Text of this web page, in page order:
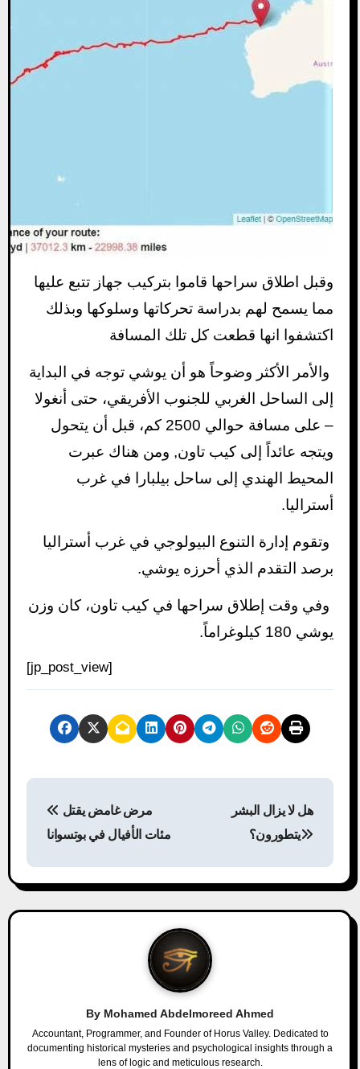
وقبل اطلاق سراحها قاموا بتركيب جهاز تتبع عليها
مما يسمح لهم بدراسة تحركاتها وسلوكها وبذلك
اكتشفوا انها قطعت كل تلك المسافة
والأمر الأكثر وضوحاً هو أن يوشي توجه في البداية
إلى الساحل الغربي للجنوب الأفريقي، حتى أنغولا
– على مسافة حوالي 2500 كم، قبل أن يتحول
ويتجه عائداً إلى كيب تاون, ومن هناك عبرت
المحيط الهندي إلى ساحل بيلبارا في غرب
أستراليا.
وتقوم إدارة التنوع البيولوجي في غرب أستراليا
برصد التقدم الذي أحرزه يوشي.
وفي وقت إطلاق سراحها في كيب تاون، كان وزن
يوشي 180 كيلوغراماً.
[jp_post_view]
s
t
g
مئات الأفيال في بوتسوانا
هل لا يزال البشر
يتطورون؟
By Mohamed Abdelmoreed Ahmed
Accountant, Programmer, and Founder of Horus Valley. Dedicated to
documenting historical mysteries and psychological insights through a
lens of logic and meticulous research.